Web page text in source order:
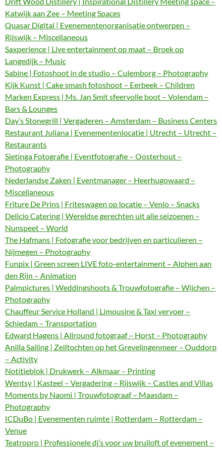
Katwijk aan Zee – Meeting Spaces
Quasar Digital | Evenementenorganisatie ontwerpen –
Rijswijk – Miscellaneous
Saxperience | Live entertainment op maat – Broek op
Langedijk – Music
Sabine | Fotoshoot in de studio – Culemborg – Photography
Kijk Kunst | Cake smash fotoshoot – Eerbeek – Children
Marken Express | Ms. Jan Smit sfeervolle boot – Volendam –
Bars & Lounges
Day’s Stonegrill | Vergaderen – Amsterdam – Business Centers
Restaurant Juliana | Evenementenlocatie | Utrecht – Utrecht –
Restaurants
Sietinga Fotografie | Eventfotografie – Oosterhout –
Photography
Nederlandse Zaken | Eventmanager – Heerhugowaard –
Miscellaneous
Friture De Prins | Friteswagen op locatie – Venlo – Snacks
Delicio Catering | Wereldse gerechten uit alle seizoenen –
Nunspeet – World
The Hafmans | Fotografie voor bedrijven en particulieren –
Nijmegen – Photography
Funpix | Green screen LIVE foto-entertainment – Alphen aan
den Rijn – Animation
Palmpictures | Weddingshoots & Trouwfotografie – Wijchen –
Photography
Chauffeur Service Holland | Limousine & Taxi vervoer –
Schiedam – Transportation
Edward Hagens | Allround fotograaf – Horst – Photography
Anilla Sailing | Zeiltochten op het Grevelingenmeer – Ouddorp
– Activity
Notitieblok | Drukwerk – Alkmaar – Printing
Wentsy | Kasteel – Vergadering – Rijswijk – Castles and Villas
Moments by Naomi | Trouwfotograaf – Maasdam –
Photography
ICDuBo | Evenementen ruimte | Rotterdam – Rotterdam –
Venue
Teatropro | Professionele dj’s voor uw bruiloft of evenement –